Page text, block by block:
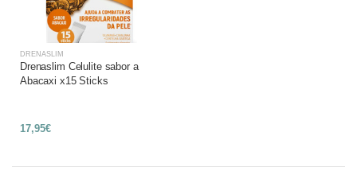
DRENASLIM
Drenaslim Celulite sabor a
Abacaxi x15 Sticks
17,95€